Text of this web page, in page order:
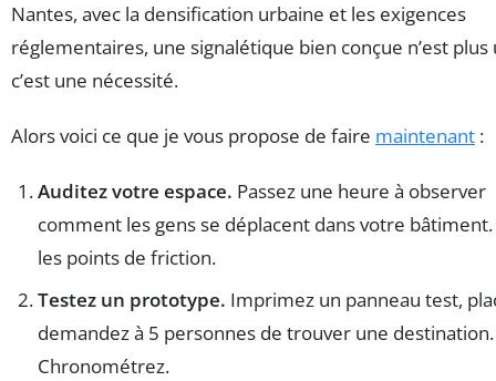
Nantes, avec la densification urbaine et les exigences
réglementaires, une signalétique bien conçue n’est plus
c’est une nécessité.
Alors voici ce que je vous propose de faire maintenant :
Auditez votre espace. Passez une heure à observer
comment les gens se déplacent dans votre
les points de friction.
Testez un prototype. Imprimez un panneau test,
demandez à 5 personnes de trouver une destination.
Chronométrez.